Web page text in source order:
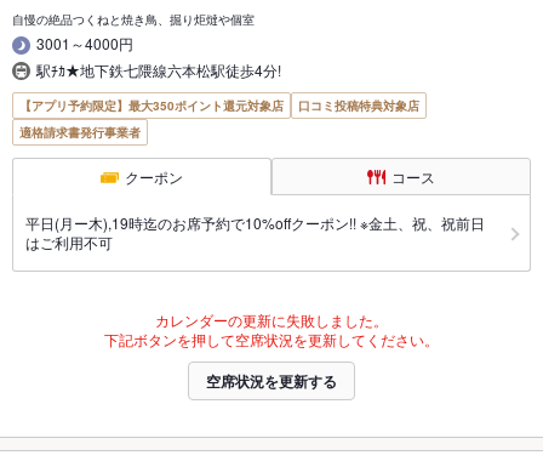
自慢の絶品つくねと焼き鳥、掘り炬燵や個室
3001～4000円
駅ﾁｶ★地下鉄七隈線六本松駅徒歩4分!
【アプリ予約限定】最大350ポイント還元対象店
口コミ投稿特典対象店
適格請求書発行事業者
クーポン コース
平日(月ー木),19時迄のお席予約で10%offクーポン!! ※金土、祝、祝前日
はご利用不可
カレンダーの更新に失敗しました。
下記ボタンを押して空席状況を更新してください。
空席状況を更新する